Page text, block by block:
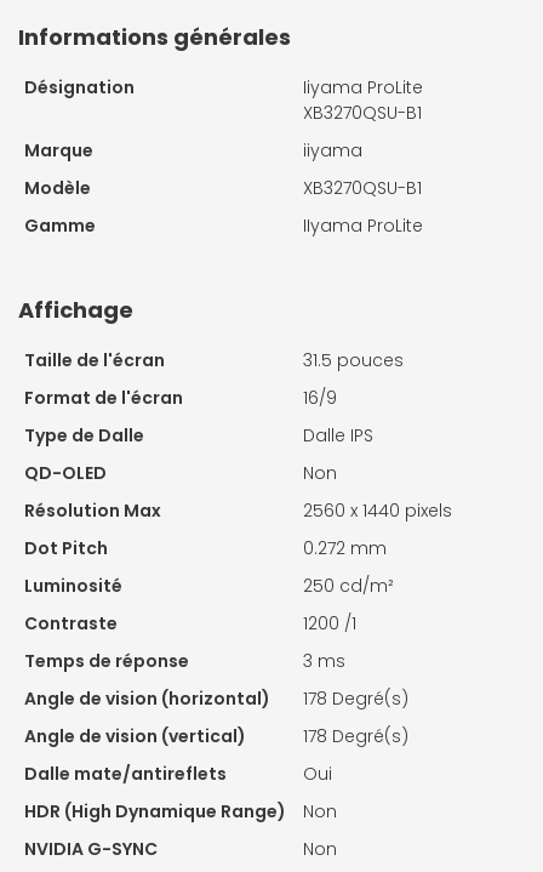
Informations générales
Désignation
Iiyama ProLite
XB3270QSU-B1
Marque
iiyama
Modèle
XB3270QSU-B1
Gamme
IIyama ProLite
Affichage
Taille de l'écran
31.5 pouces
Format de l'écran
16/9
Type de Dalle
Dalle IPS
QD-OLED
Non
Résolution Max
2560 x 1440 pixels
Dot Pitch
0.272 mm
Luminosité
250 cd/m²
Contraste
1200 /1
Temps de réponse
3 ms
Angle de vision (horizontal)
178 Degré(s)
Angle de vision (vertical)
178 Degré(s)
Dalle mate/antireflets
Oui
HDR (High Dynamique Range)
Non
NVIDIA G-SYNC
Non